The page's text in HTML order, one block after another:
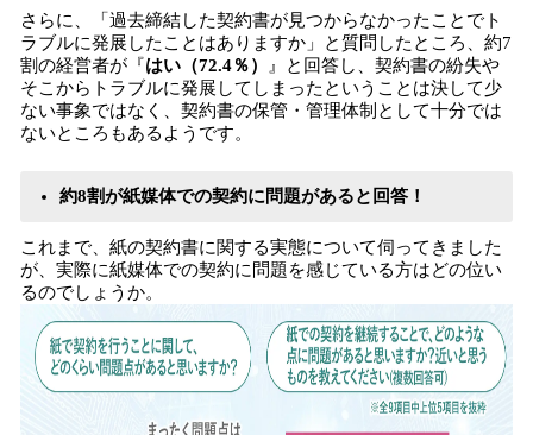
さらに、「過去締結した契約書が見つからなかったことでト
ラブルに発展したことはありますか」と質問したところ、約7
割の経営者が『はい（72.4％）
』と回答し、契約書の紛失や
そこからトラブルに発展してしまったということは決して少
ない事象ではなく、契約書の保管・管理体制として十分では
ないところもあるようです。
約8割が紙媒体での契約に問題があると回答！
これまで、紙の契約書に関する実態について伺ってきました
が、実際に紙媒体での契約に問題を感じている方はどの位い
るのでしょうか。